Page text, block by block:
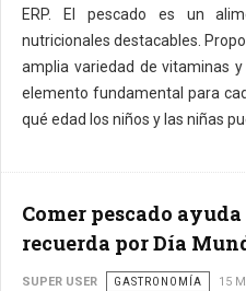
ERP. El pescado es un
nutricionales destacables.
amplia variedad de vitaminas
elemento fundamental para
qué edad los niños y las niñas
Comer pescado
recuerda por Día
SUPER USER GASTRONOMÍA 15